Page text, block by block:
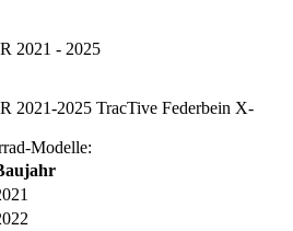
2021 - 2025
2025 TracTive Federbein X-
Modelle: